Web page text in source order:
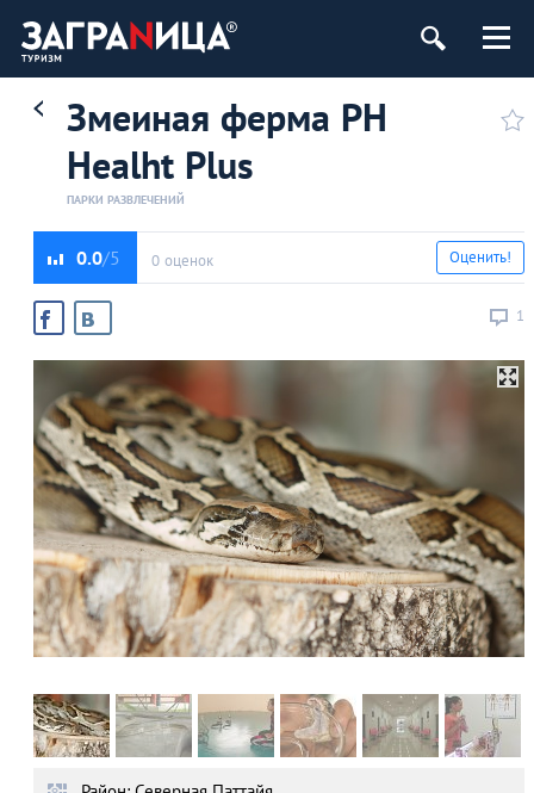
Змеиная ферма PH
Healht Plus
ПАРКИ РАЗВЛЕЧЕНИЙ
0.0 0 оценок
1
Оценить!